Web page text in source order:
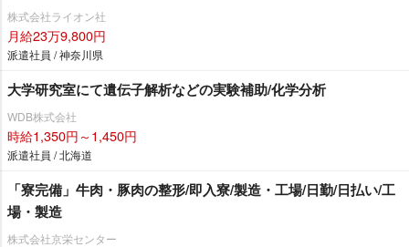
株式会社ライオン社
月給23万9,800円
派遣社員 / 神奈川県
大学研究室にて遺伝子解析などの実験補助/化学分析
WDB株式会社
時給1,350円～1,450円
派遣社員 / 北海道
「寮完備」牛肉・豚肉の整形/即入寮/製造・工場/日勤/日払い/工
場・製造
株式会社京栄センター